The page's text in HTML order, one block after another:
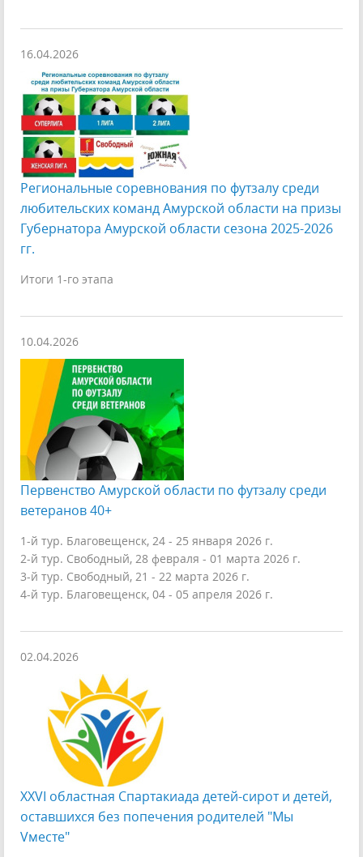
16.04.2026
Региональные соревнования по футзалу среди
любительских команд Амурской области на призы
Губернатора Амурской области сезона 2025-2026
гг.
Итоги 1-го этапа
10.04.2026
Первенство Амурской области по футзалу среди
ветеранов 40+
1-й тур. Благовещенск, 24 - 25 января 2026 г.
2-й тур. Свободный, 28 февраля - 01 марта 2026 г.
3-й тур. Свободный, 21 - 22 марта 2026 г.
4-й тур. Благовещенск, 04 - 05 апреля 2026 г.
02.04.2026
XXVI областная Спартакиада детей-сирот и детей,
оставшихся без попечения родителей "Мы
Vместе"